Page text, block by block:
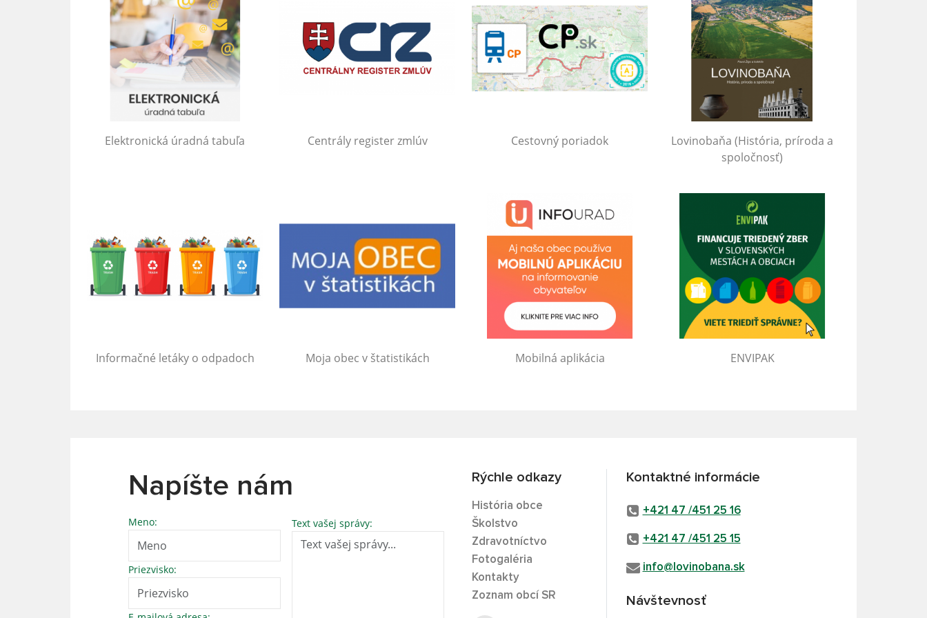
Elektronická úradná tabuľa Centrály register zmlúv Cestovný poriadok
Lovinobaňa (História, príroda a
spoločnosť)
Informačné letáky o odpadoch Moja obec v štatistikách Mobilná aplikácia ENVIPAK
Napíšte nám
Meno:
Priezvisko:
Text vašej správy:
Rýchle odkazy
História obce
Školstvo
Zdravotníctvo
Fotogaléria
Kontakty
Zoznam obcí SR
Kontaktné informácie
+421 47 /451 25 16
+421 47 /451 25 15
info@lovinobana.sk
Návštevnosť